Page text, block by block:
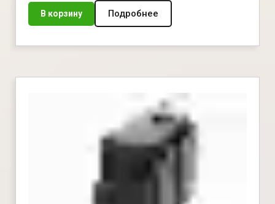
В корзину Подробнее